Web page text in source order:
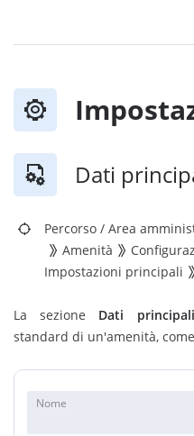
Dati
Percorso / Area
Amenità
Impostazioni principali
La sezione Dati principali
standard di un'amenità,
Nome